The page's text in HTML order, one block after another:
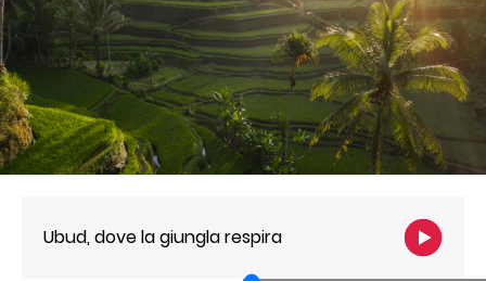
Ubud, dove la giungla respira